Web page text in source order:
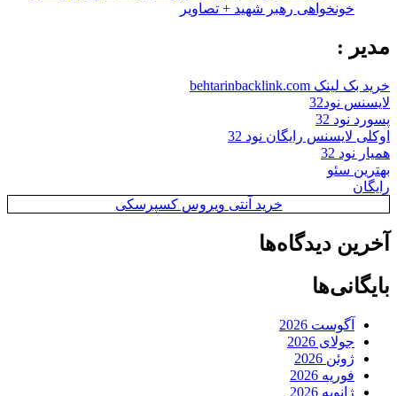
خونخواهی رهبر شهید + تصاویر
مدیر :
خرید بک لینک behtarinbacklink.com
لایسنس نود32
پسورد نود 32
اوکلی لایسنس رایگان نود 32
همیار نود 32
بهترین سئو
رایگان
خرید آنتی ویروس کسپرسکی
آخرین دیدگاه‌ها
بایگانی‌ها
آگوست 2026
جولای 2026
ژوئن 2026
فوریه 2026
ژانویه 2026